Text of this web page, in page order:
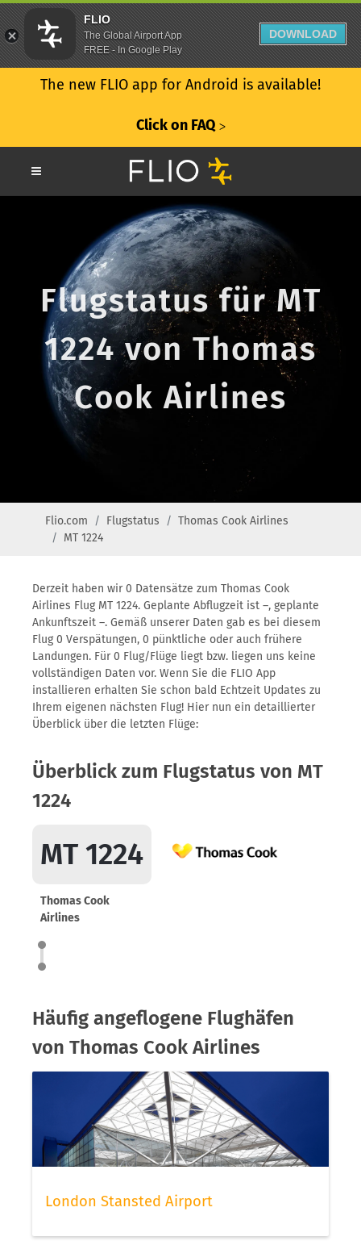
The new FLIO app for Android is available!
Click on FAQ ᐳ
Flugstatus für MT
1224 von Thomas
Cook Airlines
Flio.com Flugstatus
Thomas Cook Airlines
MT 1224
Derzeit haben wir 0 Datensätze zum Thomas Cook
Airlines Flug MT 1224. Geplante Abflugzeit ist –, geplante
Ankunftszeit –. Gemäß unserer Daten gab es bei diesem
Flug 0 Verspätungen, 0 pünktliche oder auch frühere
Landungen. Für 0 Flug/Flüge liegt bzw. liegen uns keine
vollständigen Daten vor. Wenn Sie die FLIO App
installieren erhalten Sie schon bald Echtzeit Updates zu
Ihrem eigenen nächsten Flug! Hier nun ein detaillierter
Überblick über die letzten Flüge:
Überblick zum Flugstatus von MT
1224
MT 1224
Thomas Cook
Airlines
Häufig angeflogene Flughäfen
von Thomas Cook Airlines
London Stansted Airport
FLIO
The Global Airport App
FREE - In Google Play
DOWNLOAD